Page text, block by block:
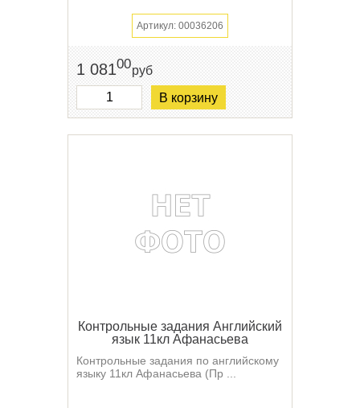
Артикул: 00036206
1 08100руб
В корзину
Контрольные задания Английский
язык 11кл Афанасьева
Контрольные задания по английскому
языку 11кл Афанасьева (Пр ...